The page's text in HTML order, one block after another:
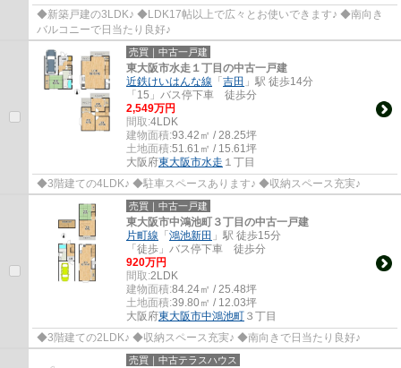
◆新築戸建の3LDK♪ ◆LDK17帖以上で広々とお使いできます♪ ◆南向き
バルコニーで日当たり良好♪
売買｜中古一戸建
東大阪市水走１丁目の中古一戸建
近鉄けいはんな線 「吉田 」駅 徒歩14分
「15」バス停下車 徒歩分
2,549万円
間取:4LDK
建物面積:93.42㎡ / 28.25坪
土地面積:51.61㎡ / 15.61坪
大阪府東大阪市水走 １丁目
◆3階建ての4LDK♪ ◆駐車スペースあります♪ ◆収納スペース充実♪
売買｜中古一戸建
東大阪市中鴻池町３丁目の中古一戸建
片町線 「鴻池新田 」駅 徒歩15分
「徒歩」バス停下車 徒歩分
920万円
間取:2LDK
建物面積:84.24㎡ / 25.48坪
土地面積:39.80㎡ / 12.03坪
大阪府東大阪市中鴻池町 ３丁目
◆3階建ての2LDK♪ ◆収納スペース充実♪ ◆南向きで日当たり良好♪
売買｜中古テラスハウス